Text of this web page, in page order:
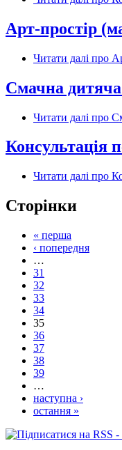
Арт-простір
Читати далі про
Смачна дитяча
Читати далі про
Консультація
Читати далі про
Сторінки
« перша
‹ попередня
…
31
32
33
34
35
36
37
38
39
…
наступна ›
остання »